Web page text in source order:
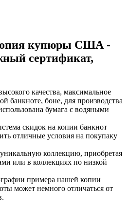
купюры США -
сертификат,
качества, максимальное
банкноте, боне, для производства
бумага с водяными
скидок на копии банкнот
отличные условия на покупаку
коллекцию, приобретая
или в коллекциях по низкой
примера нашей копии
может немного отличаться от